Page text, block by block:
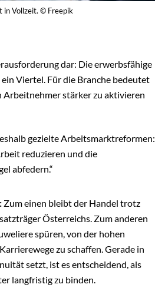
in Vollzeit. © Freepik
dar: Die erwerbsfähige
Viertel. Für die Branche bedeutet
Arbeitnehmer stärker zu aktivieren
gezielte Arbeitsmarktreformen:
reduzieren und die
abfedern.“
Zum einen bleibt der Handel trotz
Österreichs. Zum anderen
spüren, von der hohen
zu schaffen. Gerade in
setzt, ist es entscheidend, als
langfristig zu binden.